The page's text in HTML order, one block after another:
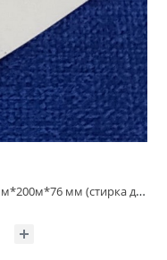
Нейлоновая лента Белая Бюджет 100мм*200м*76 мм (стирка до 60С)